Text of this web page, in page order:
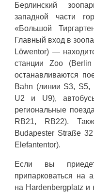
Берлинский
западной части
«Большой
Главный вход в
Löwentor) —
станции Zoo
останавливаются
Bahn (линии S3, S5,
U2 и U9),
региональные
RB21, RB22).
Budapester Straße
Elefantentor).
Если вы
припарковаться на
на Hardenbergplatz и